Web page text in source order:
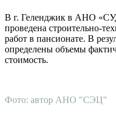
В г. Геленджик в АНО
проведена строительно-
работ в пансионате. В
определены объемы
стоимость.
Фото: автор АНО "СЭЦ"